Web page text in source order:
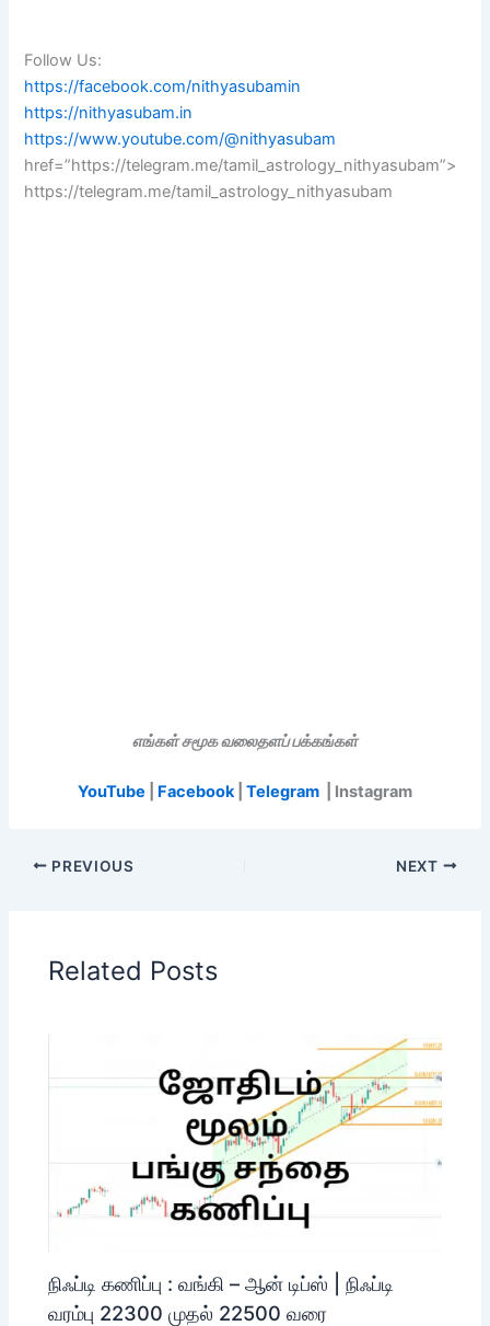
Follow Us:
https://facebook.com/nithyasubamin
https://nithyasubam.in
https://www.youtube.com/@nithyasubam
href=”https://telegram.me/tamil_astrology_nithyasubam”>
https://telegram.me/tamil_astrology_nithyasubam
எங்கள் சமூக வலைதளப் பக்கங்கள்
YouTube Facebook| Telegram | Instagram
PREVIOUS NEXT
Related Posts
நிஃப்டி கணிப்பு : வங்கி – ஆன் டிப்ஸ் | நிஃப்டி
வரம்பு 22300 முதல் 22500 வரை